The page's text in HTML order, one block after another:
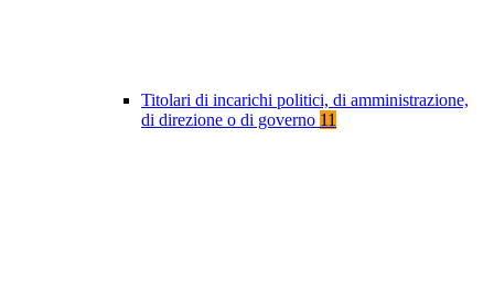
Titolari di incarichi politici, di amministrazione,
di direzione o di governo 11